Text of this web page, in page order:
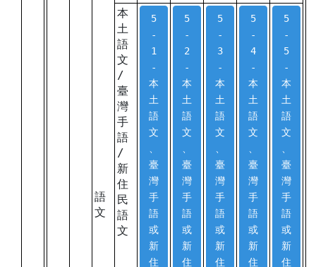
語
文
本
土
語
文
/
臺
灣
手
語
/
新
住
民
語
文
5
-
1
-
本
土
語
文
臺
灣
手
語
或
新
住
5
-
2
-
本
土
語
文
臺
灣
手
語
或
新
住
5
-
3
-
本
土
語
文
臺
灣
手
語
或
新
住
5
-
4
-
本
土
語
文
臺
灣
手
語
或
新
住
5
-
5
-
本
土
語
文
臺
灣
手
語
或
新
住